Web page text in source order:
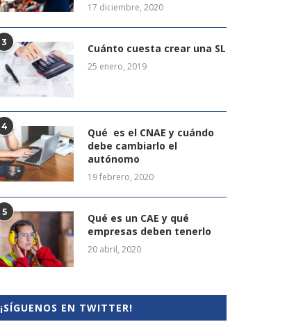
17 diciembre, 2020
3 Cuánto cuesta crear una SL
25 enero, 2019
4
Qué es el CNAE y cuándo
debe cambiarlo el
autónomo
19 febrero, 2020
5
Qué es un CAE y qué
empresas deben tenerlo
20 abril, 2020
¡SÍGUENOS EN TWITTER!